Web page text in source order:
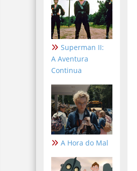
Superman II:
A Aventura
Continua
A Hora do Mal